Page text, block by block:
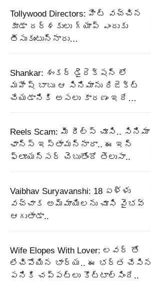
Tollywood Directors: హిట్ వచ్చిన
కూడా దర్శకులు గ్యాప్ ఎందుకు
తీసుకుంటున్నారు…
Shankar: శంకర్ డైరెక్షన్ లో
మహేష్ బాబు ఆ సినిమాను రిజెక్ట్
చేయడానికి అసలు కారణం ఇదే…
Reels Scam: మీ రీల్స్ చూసి.. సినిమా
ఛాన్స్ ఇస్తామన్నారా.. ఈ ఇన్
ఫ్లూయన్సర్ చెబుతోందో తెలుసా..
Vaibhav Suryavanshi: 18 ఏళ్ళు
వచ్చాక అమ్మాయిలను చూసి వైభవ్
ఆగుతాడా..
Wife Elopes With Lover: లవర్ తో
లేచిపోయిన భార్య.. ఈ భర్త చేసిన
పనికి చప్పట్లు కొట్టాల్సిందే..